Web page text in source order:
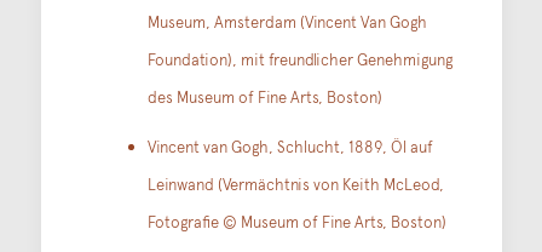
Museum, Amsterdam (Vincent Van Gogh
Foundation), mit freundlicher Genehmigung
des Museum of Fine Arts, Boston)
Vincent van Gogh, Schlucht, 1889, Öl auf
Leinwand (Vermächtnis von Keith McLeod,
Fotografie © Museum of Fine Arts, Boston)